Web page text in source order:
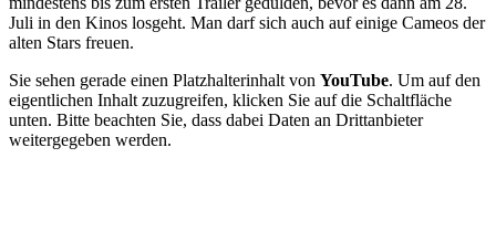
Juli in den Kinos losgeht. Man darf sich auch auf einige Cameos der
alten Stars freuen.
Sie sehen gerade einen Platzhalterinhalt von YouTube. Um auf den
eigentlichen Inhalt zuzugreifen, klicken Sie auf die Schaltfläche
unten. Bitte beachten Sie, dass dabei Daten an Drittanbieter
weitergegeben werden.